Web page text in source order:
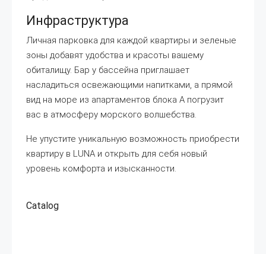
Инфраструктура
Личная парковка для каждой квартиры и зеленые
зоны добавят удобства и красоты вашему
обиталищу. Бар у бассейна приглашает
насладиться освежающими напитками, а прямой
вид на море из апартаментов блока А погрузит
вас в атмосферу морского волшебства.
Не упустите уникальную возможность приобрести
квартиру в LUNA и открыть для себя новый
уровень комфорта и изысканности.
Catalog